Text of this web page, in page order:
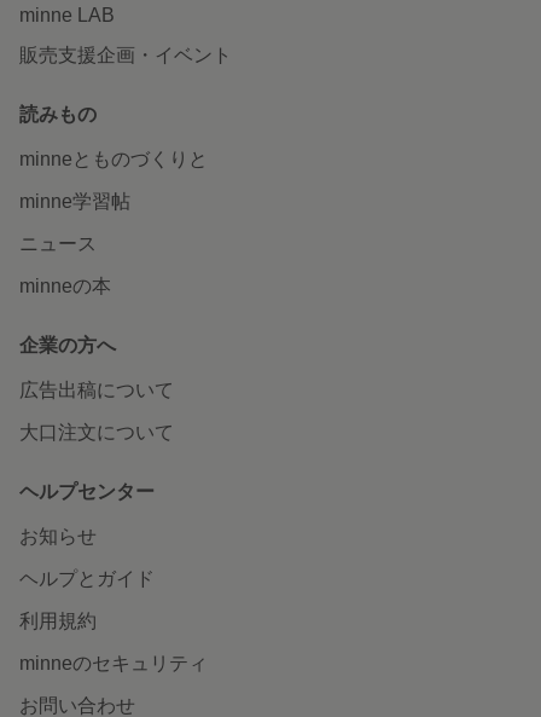
minne LAB
販売支援企画・イベント
読みもの
minneとものづくりと
minne学習帖
ニュース
minneの本
企業の方へ
広告出稿について
大口注文について
ヘルプセンター
お知らせ
ヘルプとガイド
利用規約
minneのセキュリティ
お問い合わせ